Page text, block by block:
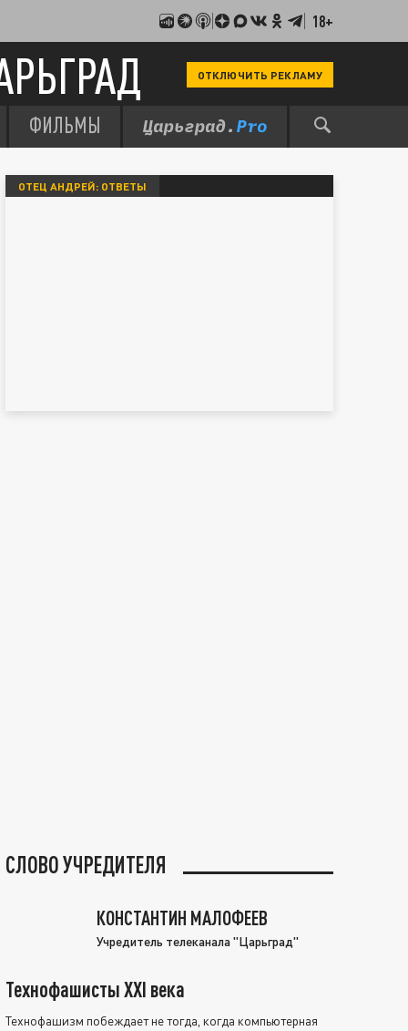
18+
ОТКЛЮЧИТЬ РЕКЛАМУ
ФИЛЬМЫ
ОТЕЦ АНДРЕЙ: ОТВЕТЫ
СЛОВО УЧРЕДИТЕЛЯ
КОНСТАНТИН МАЛОФЕЕВ
Учредитель телеканала "Царьград"
Технофашисты XXI века
Технофашизм побеждает не тогда, когда компьютерная